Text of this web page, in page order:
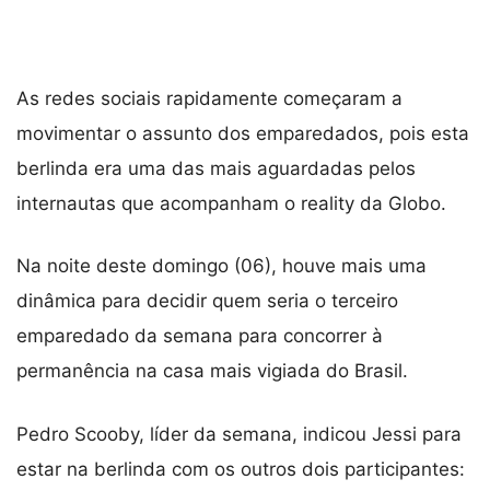
As redes sociais rapidamente começaram a
movimentar o assunto dos emparedados, pois esta
berlinda era uma das mais aguardadas pelos
internautas que acompanham o reality da Globo.
Na noite deste domingo (06), houve mais uma
dinâmica para decidir quem seria o terceiro
emparedado da semana para concorrer à
permanência na casa mais vigiada do Brasil.
Pedro Scooby, líder da semana, indicou Jessi para
estar na berlinda com os outros dois participantes: